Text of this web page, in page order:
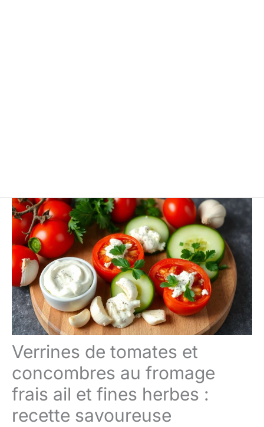
Verrines de tomates et
concombres au fromage
frais ail et fines herbes :
recette savoureuse